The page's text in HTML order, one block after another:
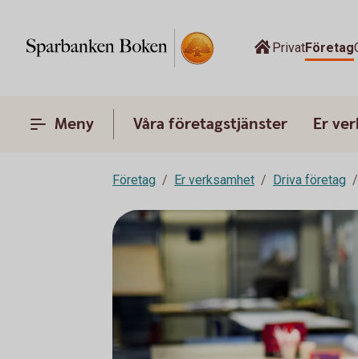
PrivatFöretag
Meny Våra företagstjänster Er
Företag Er verksamhet Driva företag